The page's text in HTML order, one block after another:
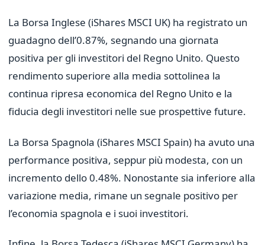
La Borsa Inglese (iShares MSCI UK) ha registrato un
guadagno dell’0.87%, segnando una giornata
positiva per gli investitori del Regno Unito. Questo
rendimento superiore alla media sottolinea la
continua ripresa economica del Regno Unito e la
fiducia degli investitori nelle sue prospettive future.
La Borsa Spagnola (iShares MSCI Spain) ha avuto una
performance positiva, seppur più modesta, con un
incremento dello 0.48%. Nonostante sia inferiore alla
variazione media, rimane un segnale positivo per
l’economia spagnola e i suoi investitori.